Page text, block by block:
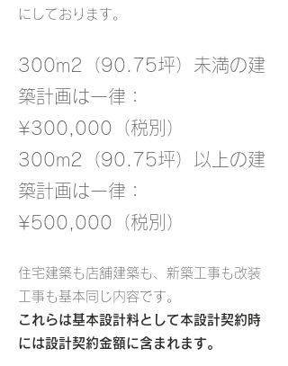
にしております。
300m2（90.75坪）未満の建
築計画は一律 ：
¥300,000（税別）
300m2（90.75坪）以上の建
築計画 は一律 ：
¥500,000（税別）
住宅建築も店舗建築も、新築工事も改装
工事も基本同じ内容です。
これらは基本設計料として本設計契約時
には設計契約金額に含まれます。